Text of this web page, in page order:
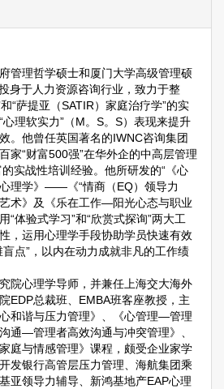
管理哲学硕士和厦门大学高级管理硕
身于人力资源咨询行业，致力于整
“萨提亚（SATIR）家庭治疗学”的实
理软实力”（M。S。S）表现来提升
。他曾任英国著名的IWNC咨询集团
家“财富500强”在华外企的中高层管理
实战性培训经验。他所研发的“《心
理学》——《“情商（EQ）领导力
术》及《乐在工作—阳光心态与职业
“体验式学习”和“欣赏式探询”两大工
，运用心理学手段协助学员快速有效
点”，以内在动力成就非凡的工作绩
院心理学导师，并兼任上海交大海外
EDP总裁班、EMBA班客座教授，主
和谐与压力管理》、《心管理—管理
通—管理者高效沟通与冲突管理》、
庭与情感管理》课程，颇受企业家学
发银行高管层压力管理、海航集团乘
亚领导力辅导、新鸿基地产EAP心理